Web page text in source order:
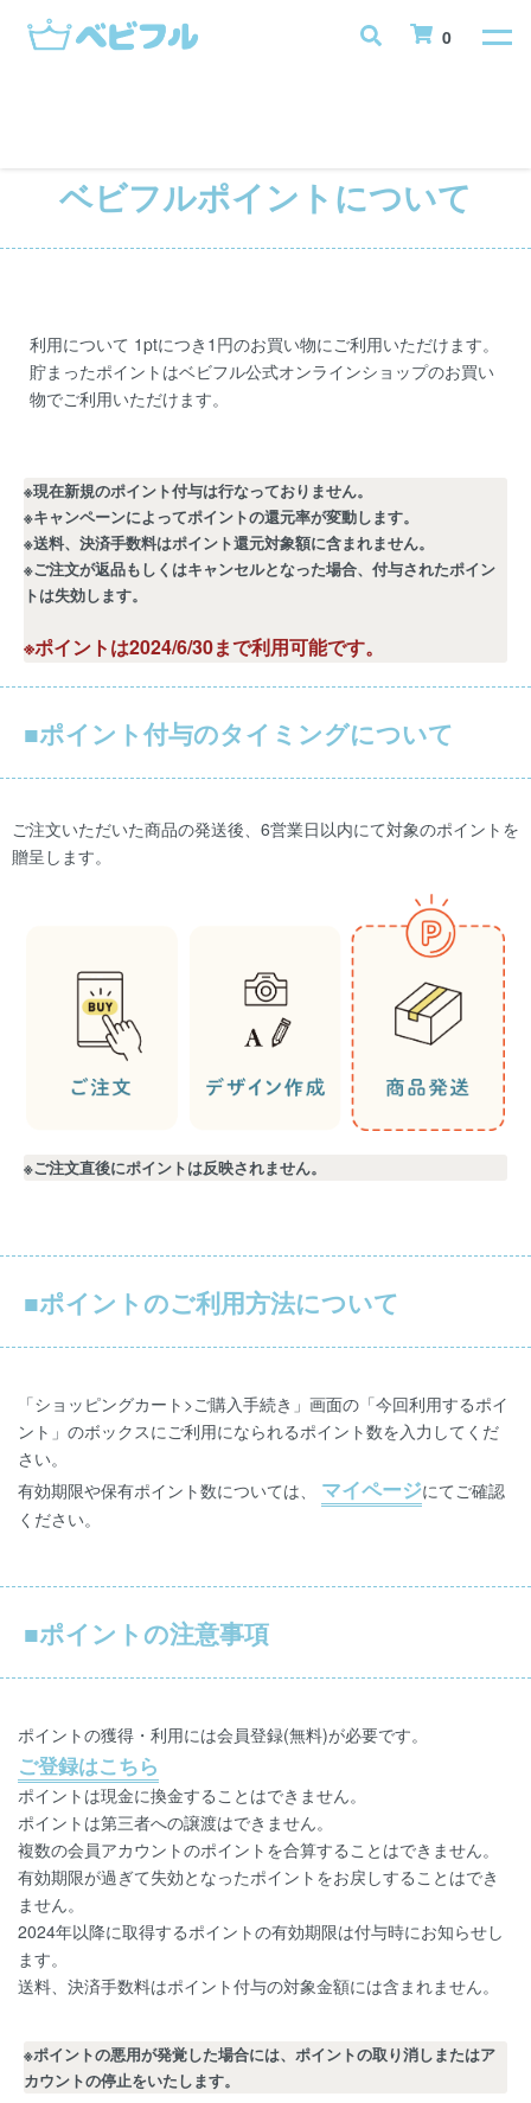
0
ベビフルポイントについて
利用について 1ptにつき1円のお買い物にご利用いただけます。
貯まったポイントはベビフル公式オンラインショップのお買い
物でご利用いただけます。
※現在新規のポイント付与は行なっておりません。
※キャンペーンによってポイントの還元率が変動します。
※送料、決済手数料はポイント還元対象額に含まれません。
※ご注文が返品もしくはキャンセルとなった場合、付与されたポイン
トは失効します。
※ポイントは2024/6/30まで利用可能です。
■ポイント付与のタイミングについて
ご注文いただいた商品の発送後、6営業日以内にて対象のポイントを
贈呈します。
※ご注文直後にポイントは反映されません。
■ポイントのご利用方法について
「ショッピングカート>ご購入手続き」画面の「今回利用するポイ
ント」のボックスにご利用になられるポイント数を入力してくだ
さい。
有効期限や保有ポイント数については、 マイページにてご確認
ください。
■ポイントの注意事項
ポイントの獲得・利用には会員登録(無料)が必要です。
ご登録はこちら
ポイントは現金に換金することはできません。
ポイントは第三者への譲渡はできません。
複数の会員アカウントのポイントを合算することはできません。
有効期限が過ぎて失効となったポイントをお戻しすることはでき
ません。
2024年以降に取得するポイントの有効期限は付与時にお知らせし
ます。
送料、決済手数料はポイント付与の対象金額には含まれません。
※ポイントの悪用が発覚した場合には、ポイントの取り消しまたはア
カウントの停止をいたします。